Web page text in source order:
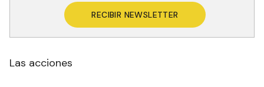
RECIBIR NEWSLETTER
Las acciones